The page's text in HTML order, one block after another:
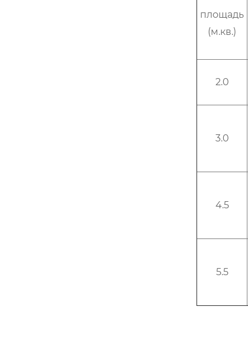
площадь
(м.кв.)
2.0
3.0
4.5
5.5